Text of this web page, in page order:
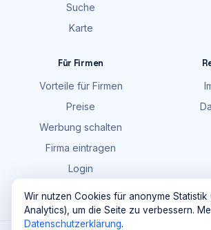
Suche
Karte
Für Firmen
Vorteile für Firmen
Preise
Werbung schalten
Firma eintragen
Login
Wir nutzen Cookies für anonyme Statistik
Analytics), um die Seite zu verbessern.
Datenschutzerklärung.